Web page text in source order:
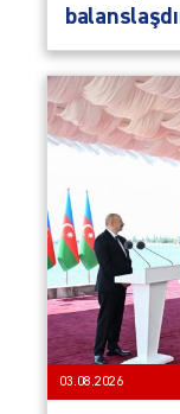
03.08.2026